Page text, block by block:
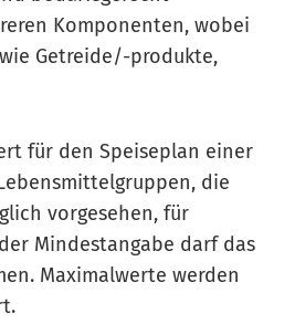
Komponenten, wobei
Getreide/-produkte,
für den Speiseplan einer
die
vorgesehen, für
Mindestangabe darf das
Maximalwerte werden